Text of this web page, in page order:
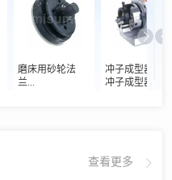
磨床用砂轮法
兰...
冲子成型器 单
冲子成型器...
查看更多